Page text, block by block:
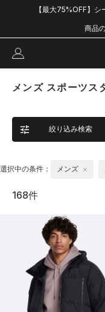
【最大75%OFF】
商品
メンズ スポーツス
絞り込み検索
選択中の条件： メンズ
168件